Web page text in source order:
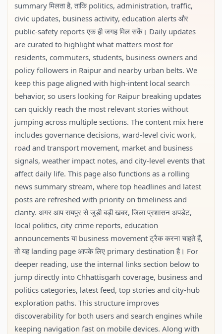
summary मिलता है, ताकि politics, administration, traffic,
civic updates, business activity, education alerts और
public-safety reports एक ही जगह मिल सकें। Daily updates
are curated to highlight what matters most for
residents, commuters, students, business owners and
policy followers in Raipur and nearby urban belts. We
keep this page aligned with high-intent local search
behavior, so users looking for Raipur breaking updates
can quickly reach the most relevant stories without
jumping across multiple sections. The content mix here
includes governance decisions, ward-level civic work,
road and transport movement, market and business
signals, weather impact notes, and city-level events that
affect daily life. This page also functions as a rolling
news summary stream, where top headlines and latest
posts are refreshed with priority on timeliness and
clarity. अगर आप रायपुर से जुड़ी बड़ी खबर, जिला प्रशासन अपडेट,
local politics, city crime reports, education
announcements या business movement ट्रैक करना चाहते हैं,
तो यह landing page आपके लिए primary destination है। For
deeper reading, use the internal links section below to
jump directly into Chhattisgarh coverage, business and
politics categories, latest feed, top stories and city-hub
exploration paths. This structure improves
discoverability for both users and search engines while
keeping navigation fast on mobile devices. Along with